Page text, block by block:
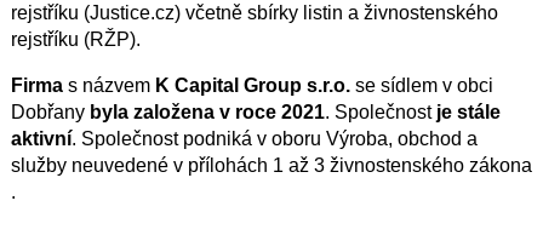
rejstříku (Justice.cz) včetně sbírky listin a živnostenského
rejstříku (RŽP).
Firmas názvem K Capital Group s.r.o.se sídlem v obci
Dobřany byla založena v roce 2021. Společnost je stále
aktivní. Společnost podniká v oboru Výroba, obchod a
služby neuvedené v přílohách 1 až 3 živnostenského zákona
.